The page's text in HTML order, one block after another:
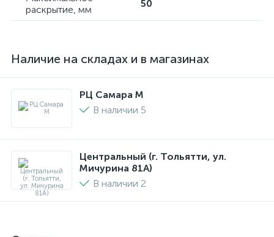
раскрытие, мм
50
Наличие на складах и в магазинах
РЦ Самара M
В наличии 5
Центральный (г. Тольятти, ул.
Мичурина 81А)
В наличии 2